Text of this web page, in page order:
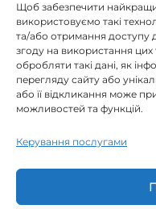
Щоб забезпечити
використовуємо такі
та/або отримання доступу
згоду на використання цих
обробляти такі дані, як
перегляду сайту або
або її відкликання може
можливостей та функцій.
Керування послугами+38
Українa, м.